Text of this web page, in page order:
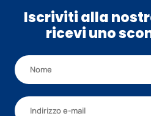
Iscriviti alla
ricevi uno